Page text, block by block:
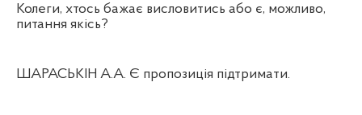
Колеги, хтось бажає висловитись або є, можливо,
питання якісь?
ШАРАСЬКІН А.А. Є пропозиція підтримати.